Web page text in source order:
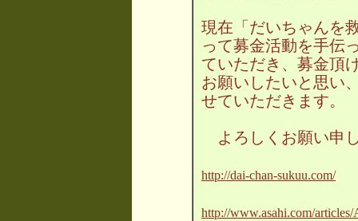
現在「だいちゃんを
って募金活動を手伝
ていただき、募金頂
お願いしたいと思い
せていただきます。
よろしくお願い申
http://dai-chan-sukuu.com/
http://www.asahi.com/